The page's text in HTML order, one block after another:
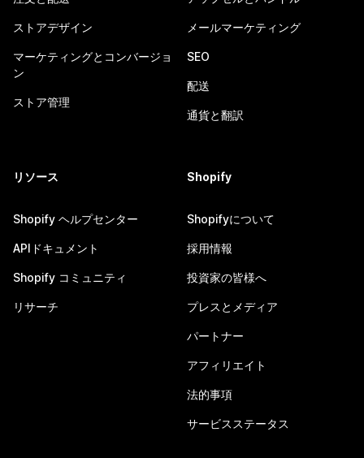
ストアデザイン
マーケティングとコンバージョ
ン
ストア管理
メールマーケティング
SEO
配送
通貨と翻訳
リソース
Shopify ヘルプセンター
APIドキュメント
Shopify コミュニティ
リサーチ
Shopify
Shopifyについて
採用情報
投資家の皆様へ
プレスとメディア
パートナー
アフィリエイト
法的事項
サービスステータス